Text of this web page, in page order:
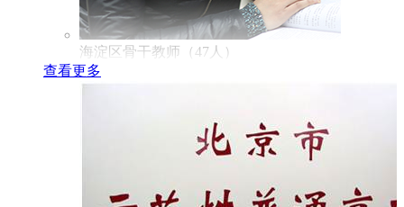
海淀区骨干教师（47人）
查看更多